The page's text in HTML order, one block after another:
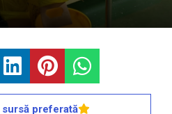
sursă preferată